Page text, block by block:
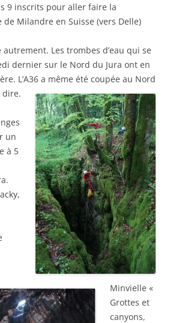
9 inscrits pour aller faire la
Milandre en Suisse (vers Delle)
Les trombes d’eau qui se
dernier sur le Nord du Jura ont en
L’A36 a même été coupée au Nord
dire.
un
à 5
Minvielle «
Grottes et
canyons,